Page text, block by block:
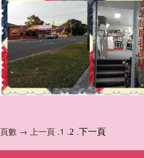
頁數 → 上一頁 .1 .2 .下一頁